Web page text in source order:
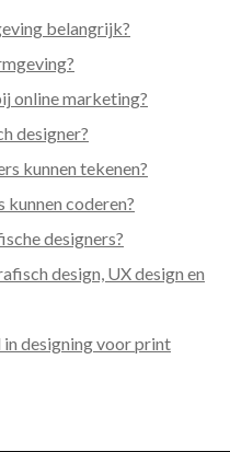
belangrijk?
online marketing?
designer?
kunnen tekenen?
coderen?
designers?
design, UX design en
designing voor print